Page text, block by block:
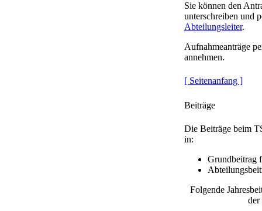
Sie können den
unterschreiben und
Abteilungsleiter.
Aufnahmeanträge
annehmen.
[ Seitenanfang ]
Beiträge
Die Beiträge beim
in:
Grundbeitrag
Folgende
der